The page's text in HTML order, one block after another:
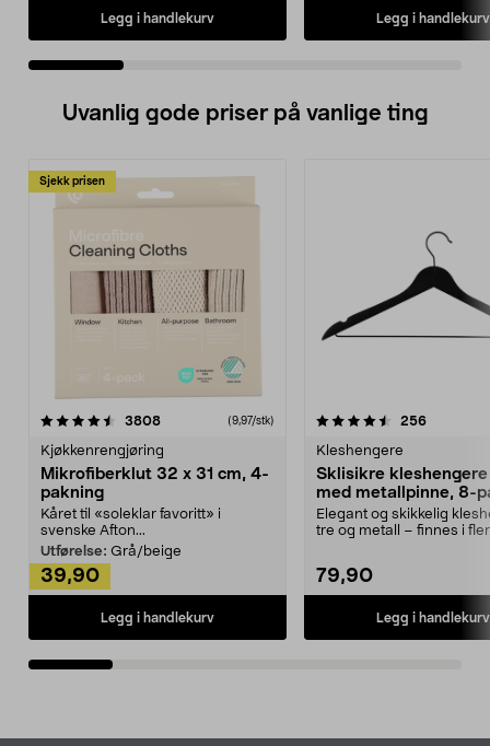
Legg i handlekurv Legg i handlekurv
Uvanlig gode priser på vanlige ting
Sjekk prisen
3808anmeldelser(9,97/stk)
Kjøkkenrengjøring
Mikrofiberklut 32 x 31 cm, 4-
pakning
Kåret til «soleklar favoritt» i
svenske Afton...
Utførelse: Grå/beige
39,90
Legg i handlekurv
4.5av 5 stjerner 256
Kleshengere
Sklisikre
med metallpinne, 8-
Elegant og skikkelig
tre og metall – finnes i
79,90
Legg i handlekurv
4.5av 5 stjerner